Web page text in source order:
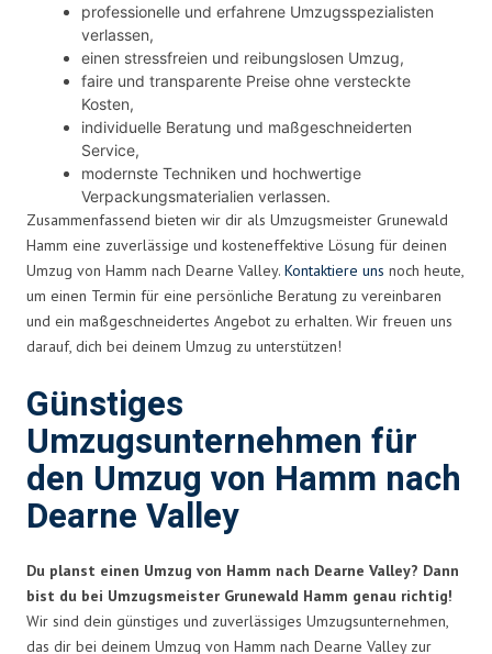
professionelle und erfahrene Umzugsspezialisten
verlassen,
einen stressfreien und reibungslosen Umzug,
faire und transparente Preise ohne versteckte
Kosten,
individuelle Beratung und maßgeschneiderten
Service,
modernste Techniken und hochwertige
Verpackungsmaterialien verlassen.
Zusammenfassend bieten wir dir als Umzugsmeister Grunewald
Hamm eine zuverlässige und kosteneffektive Lösung für deinen
Umzug von Hamm nach Dearne Valley. Kontaktiere uns noch heute,
um einen Termin für eine persönliche Beratung zu vereinbaren
und ein maßgeschneidertes Angebot zu erhalten. Wir freuen uns
darauf, dich bei deinem Umzug zu unterstützen!
Günstiges
Umzugsunternehmen für
den Umzug von Hamm nach
Dearne Valley
Du planst einen Umzug von Hamm nach Dearne Valley? Dann
bist du bei Umzugsmeister Grunewald Hamm genau richtig!
Wir sind dein günstiges und zuverlässiges Umzugsunternehmen,
das dir bei deinem Umzug von Hamm nach Dearne Valley zur